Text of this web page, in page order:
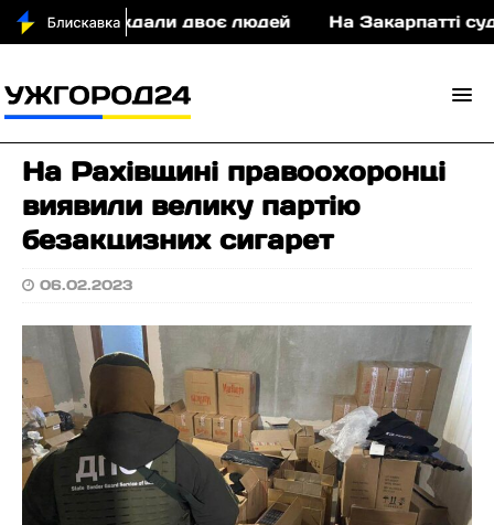
двоє людей На Закарпатті
На Рахівщині правоохоронці
виявили велику партію
безакцизних сигарет
06.02.2023